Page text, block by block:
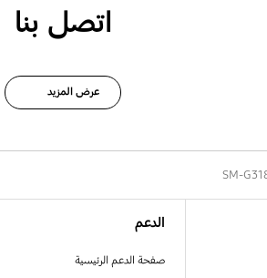
اتصل بنا
عرض المزيد
SM-
الدعم
صفحة الدعم الرئيسية